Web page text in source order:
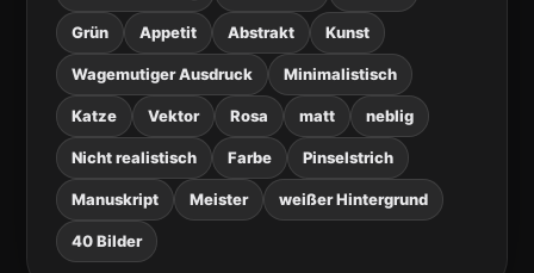
Grün Appetit Abstrakt Kunst
Wagemutiger Ausdruck Minimalistisch
Katze Vektor Rosa matt neblig
Nicht realistisch Farbe Pinselstrich
Manuskript Meister weißer Hintergrund
40 Bilder